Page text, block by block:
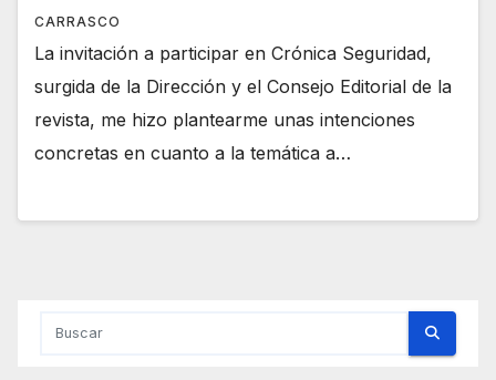
CARRASCO
La invitación a participar en Crónica Seguridad,
surgida de la Dirección y el Consejo Editorial de la
revista, me hizo plantearme unas intenciones
concretas en cuanto a la temática a…